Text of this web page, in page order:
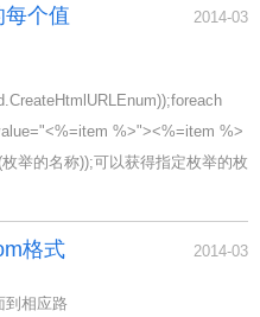
每个值 2014-03
%>"><%=item %>
举的名称));可以获得指定枚举的枚
格式 2014-03
到相应路